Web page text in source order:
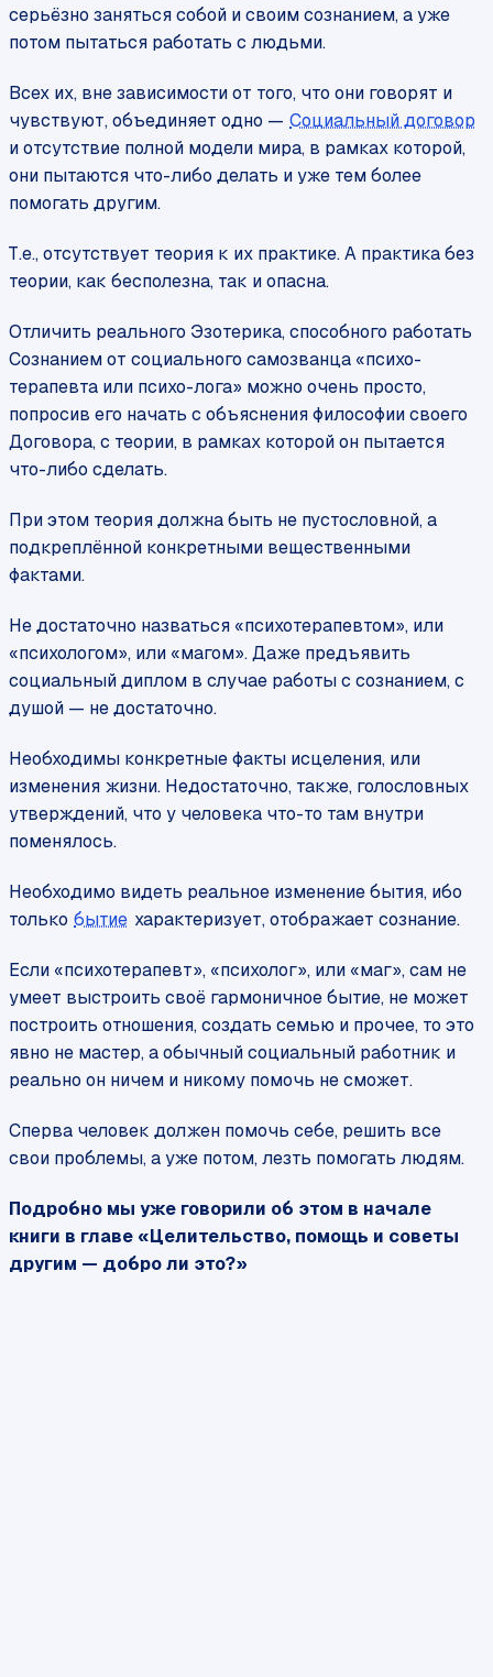
серьёзно заняться собой и своим сознанием, а уже
потом пытаться работать с людьми.
Всех их, вне зависимости от того, что они говорят и
чувствуют, объединяет одно — Социальный договор
и отсутствие полной модели мира, в рамках которой,
они пытаются что-либо делать и уже тем более
помогать другим.
Т.е., отсутствует теория к их практике. А практика без
теории, как бесполезна, так и опасна.
Отличить реального Эзотерика, способного работать
Сознанием от социального самозванца «психо-
терапевта или психо-лога» можно очень просто,
попросив его начать с объяснения философии своего
Договора, с теории, в рамках которой он пытается
что-либо сделать.
При этом теория должна быть не пустословной, а
подкреплённой конкретными вещественными
фактами.
Не достаточно назваться «психотерапевтом», или
«психологом», или «магом». Даже предъявить
социальный диплом в случае работы с сознанием, с
душой — не достаточно.
Необходимы конкретные факты исцеления, или
изменения жизни. Недостаточно, также, голословных
утверждений, что у человека что-то там внутри
поменялось.
Необходимо видеть реальное изменение бытия, ибо
только бытие характеризует, отображает сознание.
Если «психотерапевт», «психолог», или «маг», сам не
умеет выстроить своё гармоничное бытие, не может
построить отношения, создать семью и прочее, то это
явно не мастер, а обычный социальный работник и
реально он ничем и никому помочь не сможет.
Сперва человек должен помочь себе, решить все
свои проблемы, а уже потом, лезть помогать людям.
Подробно мы уже говорили об этом в начале
книги в главе «Целительство, помощь и советы
другим — добро ли это?»